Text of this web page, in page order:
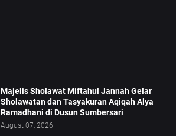
Majelis Sholawat Miftahul Jannah Gelar
Sholawatan dan Tasyakuran Aqiqah Alya
Ramadhani di Dusun Sumbersari
August 07, 2026